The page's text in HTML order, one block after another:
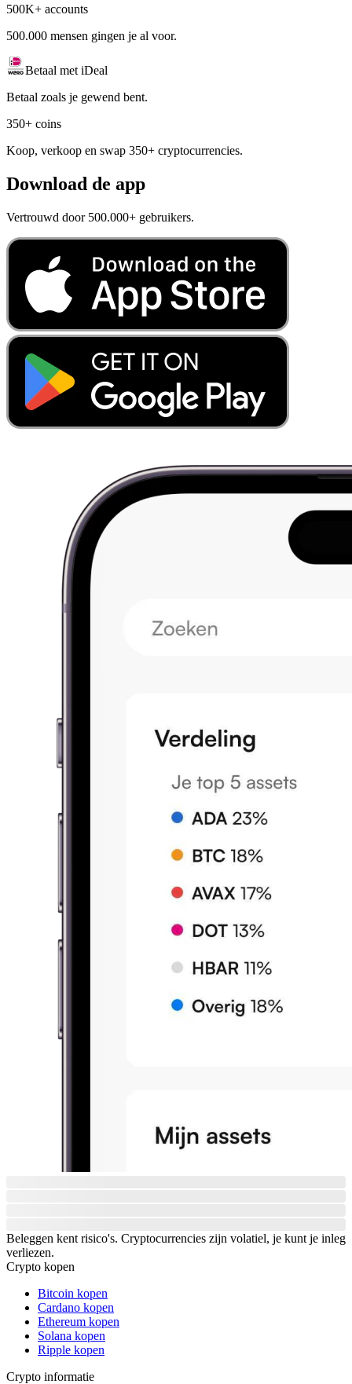
500K+ accounts
500.000 mensen gingen je al voor.
Betaal met iDeal
Betaal zoals je gewend bent.
350+ coins
Koop, verkoop en swap 350+ cryptocurrencies.
Download de app
Vertrouwd door 500.000+ gebruikers.
Beleggen kent risico's. Cryptocurrencies zijn volatiel, je kunt je inleg
verliezen.
Crypto kopen
Bitcoin kopen
Cardano kopen
Ethereum kopen
Solana kopen
Ripple kopen
Crypto informatie